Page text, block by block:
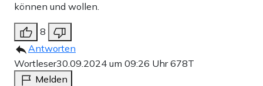
können und wollen.
8
Antworten
Wortleser30.09.2024 um 09:26 Uhr678T
Melden